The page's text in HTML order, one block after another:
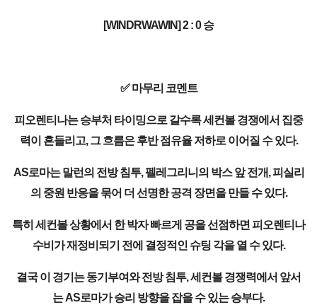
[WINDRWAWIN] 2 : 0 승
✅ 마무리 코멘트
피오렌티나는 승부처 타이밍으로 갈수록 세컨볼 경쟁에서 집중
력이 흔들리고, 그 흐름은 후반 점유율 저하로 이어질 수 있다.
AS로마는 말런의 전방 침투, 펠레그리니의 박스 앞 전개, 피실리
의 중원 반응을 묶어 더 선명한 공격 장면을 만들 수 있다.
특히 세컨볼 상황에서 한 박자 빠르게 공을 선점하면 피오렌티나
수비가 재정비되기 전에 결정적인 슈팅 각을 열 수 있다.
결국 이 경기는 동기부여와 전방 침투, 세컨볼 경쟁력에서 앞서
는 AS로마가 승리 방향을 잡을 수 있는 승부다.